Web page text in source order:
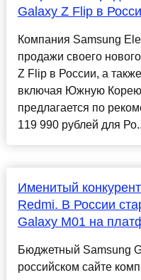
Galaxy Z Flip в
Компания Samsung
продажи своего
Z Flip в России, а
включая Южную
предлагается по
119 990 рублей для
Именитый
Redmi. В России
Galaxy M01 на
Бюджетный Samsung
российском сайте